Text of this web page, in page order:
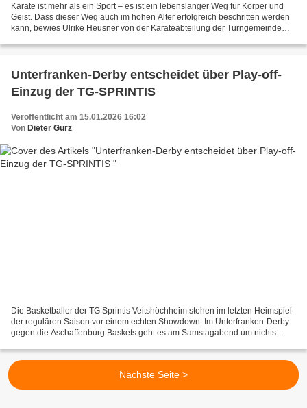
Karate ist mehr als ein Sport – es ist ein lebenslanger Weg für Körper und
Geist. Dass dieser Weg auch im hohen Alter erfolgreich beschritten werden
kann, bewies Ulrike Heusner von der Karateabteilung der Turngemeinde
Unterfranken-Derby entscheidet über Play-off-
Einzug der TG-SPRINTIS
Veröffentlicht am 15.01.2026 16:02
Von Dieter Gürz
Die Basketballer der TG Sprintis Veitshöchheim stehen im letzten Heimspiel
der regulären Saison vor einem echten Showdown. Im Unterfranken-Derby
gegen die Aschaffenburg Baskets geht es am Samstagabend um nichts
Nächste Seite >